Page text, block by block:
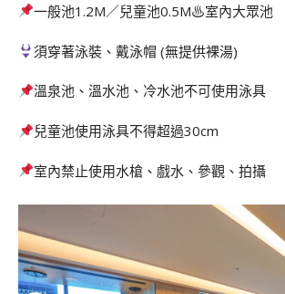
一般池1.2M／兒童池0.5M♨室內大眾池
須穿著泳裝、戴泳帽 (無提供裸湯)
溫泉池、溫水池、冷水池不可使用泳具
兒童池使用泳具不得超過30cm
室內禁止使用水槍、戲水、參觀、拍攝